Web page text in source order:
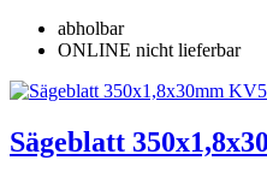
abholbar
ONLINE nicht lieferbar
Sägeblatt